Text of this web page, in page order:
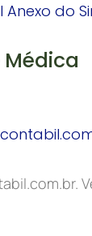
Anexo do